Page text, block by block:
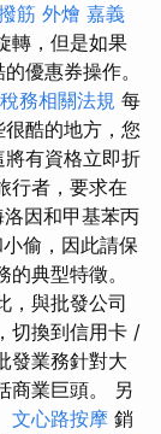
筋 外燴 嘉義
轉，但是如果
優惠券操作。
務相關法規 每
酷的地方，您
有資格立即折
行者，要求在
因和甲基苯丙
偷，因此請保
典型特徵。
，與批發公司
切換到信用卡 /
發業務針對大
商業巨頭。 另
文心路按摩 銷